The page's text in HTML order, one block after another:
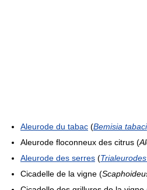
Aleurode du tabac (Bemisia tabaci
Aleurode floconneux des citrus (
Aleurode des serres (
Cicadelle de la vigne (